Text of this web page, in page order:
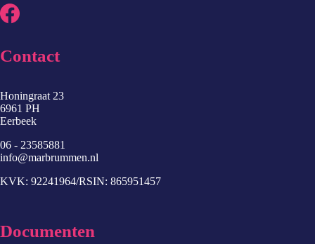
Contact
Honingraat 23
6961 PH
Eerbeek
06 - 23585881
info@marbrummen.nl
KVK: 92241964/RSIN: 865951457
Documenten